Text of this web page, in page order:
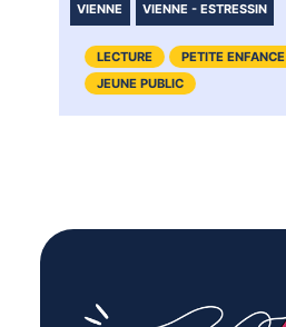
VIENNE VIENNE - ESTRESSIN
LECTURE
PETITE ENFANCE
JEUNE PUBLIC